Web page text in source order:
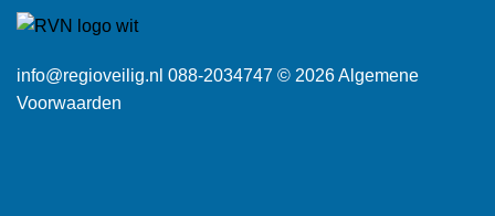
info@regioveilig.nl 088-2034747 © 2026Algemene
Voorwaarden